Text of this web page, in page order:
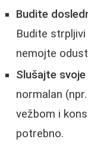
Budite
Budite
nemojte
Slušajte
normalan
vežbom i
potrebno.